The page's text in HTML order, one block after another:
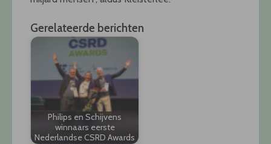
Gerelateerde berichten
Philips en Schijvens
winnaars eerste
Nederlandse CSRD Awards